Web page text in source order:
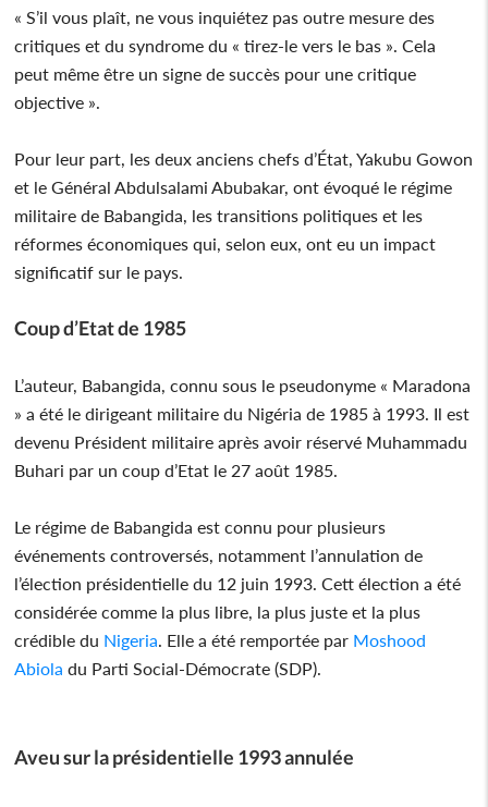
« S’il vous plaît, ne vous inquiétez pas outre mesure des
critiques et du syndrome du « tirez-le vers le bas ». Cela
peut même être un signe de succès pour une critique
objective ».
Pour leur part, les deux anciens chefs d’État, Yakubu Gowon
et le Général Abdulsalami Abubakar, ont évoqué le régime
militaire de Babangida, les transitions politiques et les
réformes économiques qui, selon eux, ont eu un impact
significatif sur le pays.
Coup d’Etat de 1985
L’auteur, Babangida, connu sous le pseudonyme « Maradona
» a été le dirigeant militaire du Nigéria de 1985 à 1993. Il est
devenu Président militaire après avoir réservé Muhammadu
Buhari par un coup d’Etat le 27 août 1985.
Le régime de Babangida est connu pour plusieurs
événements controversés, notamment l’annulation de
l’élection présidentielle du 12 juin 1993. Cett élection a été
considérée comme la plus libre, la plus juste et la plus
crédible du Nigeria. Elle a été remportée par Moshood
Abiola du Parti Social-Démocrate (SDP).
Aveu sur la présidentielle 1993 annulée